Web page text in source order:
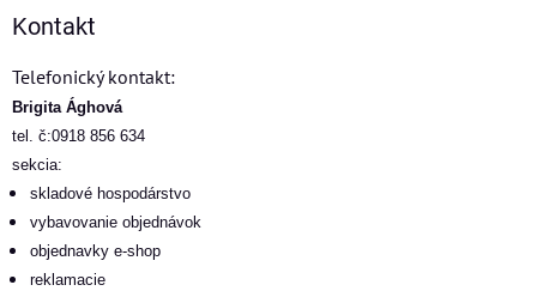
Kontakt
Telefonický kontakt:
Brigita Ághová
tel. č:0918 856 634
sekcia:
skladové hospodárstvo
vybavovanie objednávok
objednavky e-shop
reklamacie